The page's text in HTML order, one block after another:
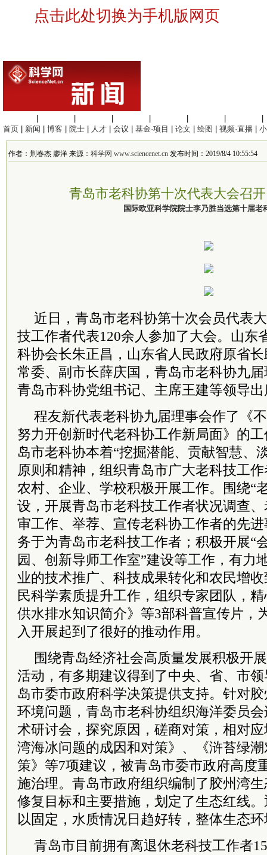
点击此处切换为手机版网页
首页
新闻 博客 院士 人才 会议 基金·项目 论文 绘图 视频·直播
作者：荆春杰 廖洋 来源： 科学网 www.sciencenet.cn 发布时间：2019/8/4 10:55:54
青岛市老科协第十次代表大会召
国际欧亚科学院院士李乃胜当选第十届老
近日，青岛市老科协第十次会员代表
技工作者代表120余人参加了大会。山东
科协会长朱正昌，山东省人民政府原省
常委、副市长薛庆国，青岛市老科协九
青岛市科协党组书记、主席王建等领导
程友新代表老科协九届理事会作了《
努力开创新时代老科协工作新局面》的
岛市老科协本着“挖掘潜能、贡献智慧、
原则和精神，组织青岛市广大老科技工
农村、企业、学校积极开展工作。围绕“
设，开展青岛市老科技工作者状况调查
审工作、举荐、宣传老科协工作者的先
务于为青岛市老科技工作者；积极开展“
园、创新导师工作室”建设等工作，有力
业的技术推广、科技成果转化和农民增
民科学素质提升工作，组织专家团队，
供水排水知识简介》等3部科普宣传片，
入开展起到了很好的推动作用。
围绕青岛经济社会高质量发展积极开
活动，有多期建议得到了中央、省、市
岛市委市政府科学决策提供支持。针对
环境问题，青岛市老科协组织海洋委员
术研讨会，探究原因，磋商对策，相对
湾海冰问题的成因和对策》、《浒苔绿
策》等7项建议，被青岛市委市政府高度
施治理。青岛市政府组织编制了胶州湾
修复目标和主要措施，划定了生态红线
以固定，水质情况日趋好转，整体生态
青岛市目前拥有离退休老科技工作者